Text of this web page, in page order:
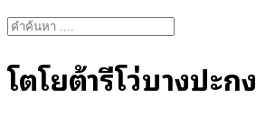
Search
โตโยต้ารีโว่บางปะกง